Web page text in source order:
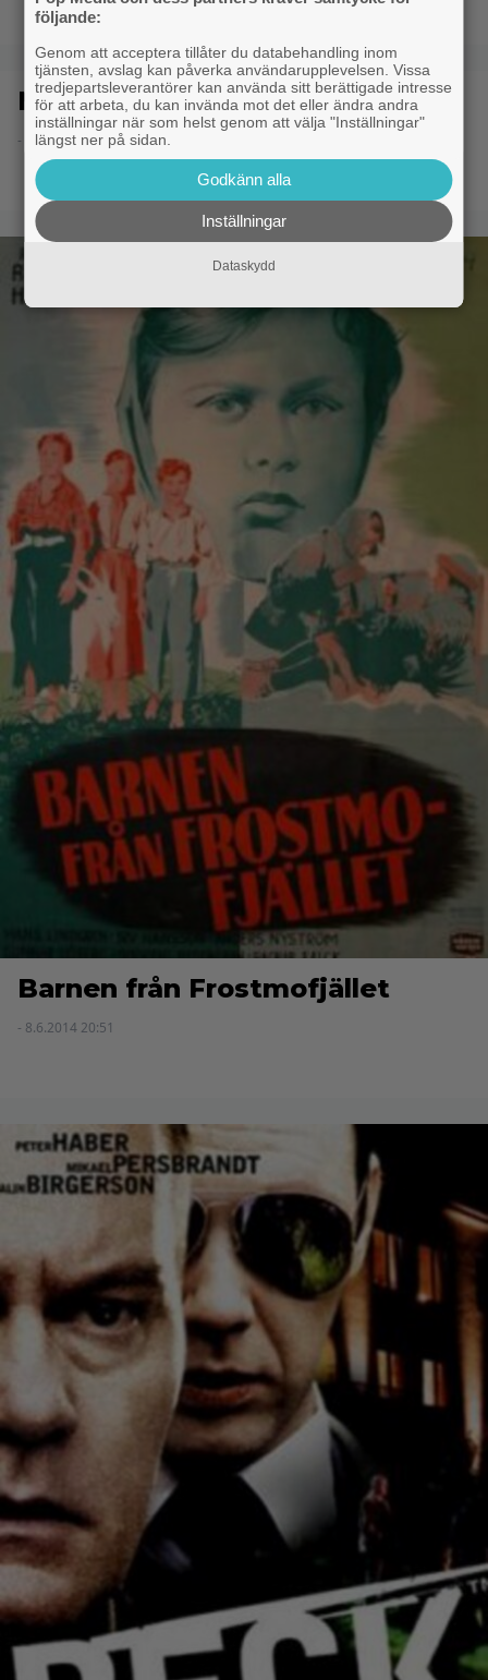
Midvinterduell
- 8.6.2014 20:51
Barnen från Frostmofjället
- 8.6.2014 20:51
följande:
Genom att acceptera tillåter du databehandling inom
tjänsten, avslag kan påverka användarupplevelsen. Vissa
tredjepartsleverantörer kan använda sitt berättigade intresse
för att arbeta, du kan invända mot det eller ändra andra
inställningar när som helst genom att välja "Inställningar"
längst ner på sidan.
Godkänn alla
Inställningar
Dataskydd